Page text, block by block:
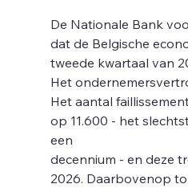
De Nationale Bank
dat de Belgische
tweede kwartaal van
Het
Het aantal
op 11.600 - het
een
decennium - en deze
2026. Daarbovenop